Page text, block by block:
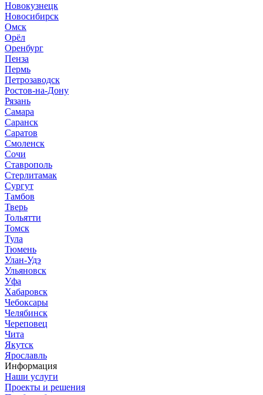
Новокузнецк
Новосибирск
Омск
Орёл
Оренбург
Пенза
Пермь
Петрозаводск
Ростов-на-Дону
Рязань
Самара
Саранск
Саратов
Смоленск
Сочи
Ставрополь
Стерлитамак
Сургут
Тамбов
Тверь
Тольятти
Томск
Тула
Тюмень
Улан-Удэ
Ульяновск
Уфа
Хабаровск
Чебоксары
Челябинск
Череповец
Чита
Якутск
Ярославль
Информация
Наши услуги
Проекты и решения